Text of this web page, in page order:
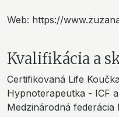
Web: https://
Kvalifikácia a
Certifikovaná Life
Hypnoterapeutka - ICF
Medzinárodná federácia